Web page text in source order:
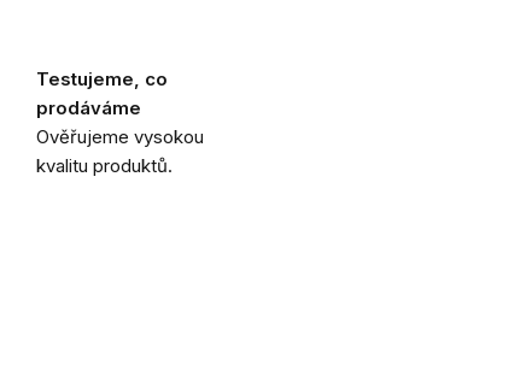
Testujeme, co
prodáváme
Ověřujeme vysokou
kvalitu produktů.